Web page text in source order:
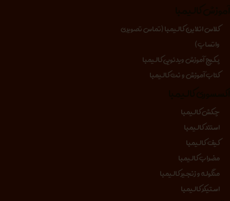
کلاس انلاین کالیمبا (تماس تصویری
واتساپ)
پکیج آموزش ویدئویی کالیمبا
کتاب آموزش و نت کالیمبا
چکش کالیمبا
استند کالیمبا
کیف کالیمبا
مضراب کالیمبا
منگوله و زنجیر کالیمبا
استیکر کالیمبا